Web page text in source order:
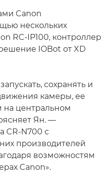
Canon
нескольких
RC-IP100, контроллер
IOBot от XD
сохранять и
камеры, ее
на центральном
Ян. —
CR-N700 с
производителей
возможностям
Canon».